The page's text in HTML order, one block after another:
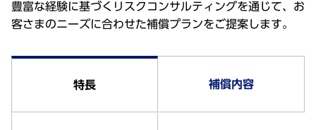
豊富な経験に基づくリスクコンサルティングを通じて、お
客さまのニーズに合わせた補償プランをご提案します。
特長 補償内容